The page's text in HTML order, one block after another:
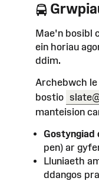
Mae'n bosibl
ein horiau
ddim.
Archebwch
bostio
manteision
Gostyngiad
pen) ar
Lluniaeth
ddangos